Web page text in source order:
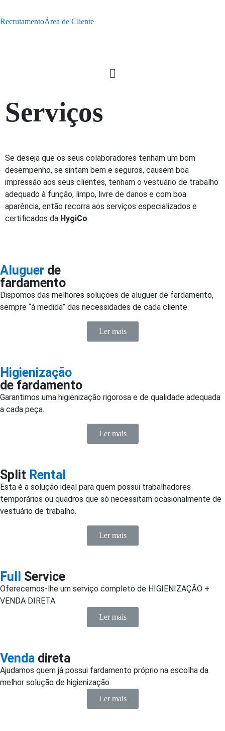
RecrutamentoÁrea de Cliente
Serviços
Se deseja que os seus colaboradores tenham um bom
desempenho, se sintam bem e seguros, causem boa
impressão aos seus clientes, tenham o vestuário de trabalho
adequado à função, limpo, livre de danos e com boa
aparência, então recorra aos serviços especializados e
certificados da HygiCo.
Aluguer de
fardamento
Dispomos das melhores soluções de aluguer de fardamento,
sempre “à medida” das necessidades de cada cliente.
Ler mais
Higienização
de fardamento
Garantimos uma higienização rigorosa e de qualidade adequada
a cada peça.
Ler mais
Split Rental
Esta é a solução ideal para quem possui trabalhadores
temporários ou quadros que só necessitam ocasionalmente de
vestuário de trabalho.
Ler mais
Full Service
Oferecemos-lhe um serviço completo de HIGIENIZAÇÃO +
VENDA DIRETA.
Ler mais
Venda direta
Ajudamos quem já possui fardamento próprio na escolha da
melhor solução de higienização.
Ler mais